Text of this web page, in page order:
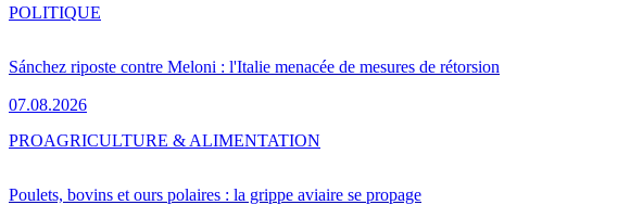
Sánchez riposte contre Meloni : l'Italie menacée de mesures de rétorsion
07.08.2026
POLITIQUE
Poulets, bovins et ours polaires : la grippe aviaire se propage
PROAGRICULTURE & ALIMENTATION